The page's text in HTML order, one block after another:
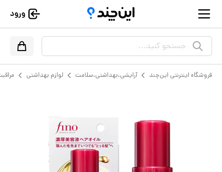
ورود
جستجو کنید...
فروشگاه اینترنتی این‌چند آرایشی،بهداشتی،سلامت لوازم بهداشتی